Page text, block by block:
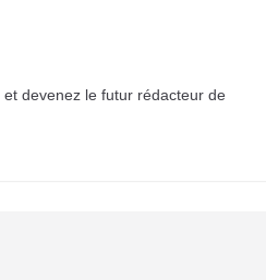
et devenez le futur rédacteur de